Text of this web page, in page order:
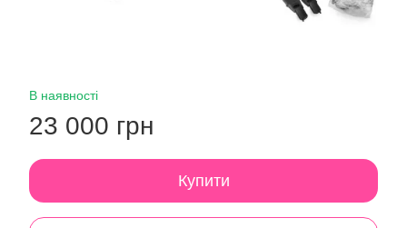
В наявності
23 000 грн
Купити